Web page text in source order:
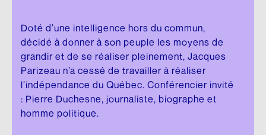
Articles de la Fondation
Formation et tutoriels
CULTURE QUÉBÉCOISE
Les prix Lionel-Groulx
ARCHIVES AUDIOVISUELLES
Le Chanoine Lionel Groulx, historien
Cours d’histoire donné par Groulx à CKAC
UNE FIGURE MARQUANTE
CRÉDIT D’IMPÔT ADDITIONNEL
Doté d’une intelligence hors du commun,
décidé à donner à son peuple les moyens de
grandir et de se réaliser pleinement, Jacques
Parizeau n’a cessé de travailler à réaliser
l’indépendance du Québec. Conférencier invité
: Pierre Duchesne, journaliste, biographe et
homme politique.